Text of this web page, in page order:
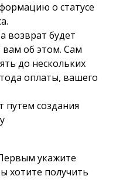
о статусе
возврат будет
об этом. Сам
до нескольких
оплаты, вашего
путем создания
укажите
хотите получить